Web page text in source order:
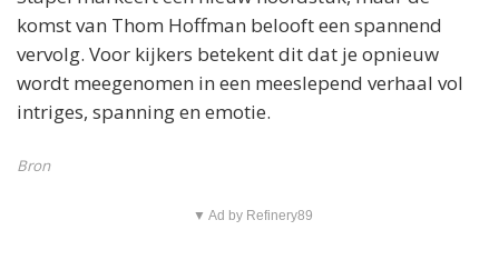
komst van Thom Hoffman belooft een spannend
vervolg. Voor kijkers betekent dit dat je opnieuw
wordt meegenomen in een meeslepend verhaal vol
intriges, spanning en emotie.
Bron
▼ Ad by Refinery89